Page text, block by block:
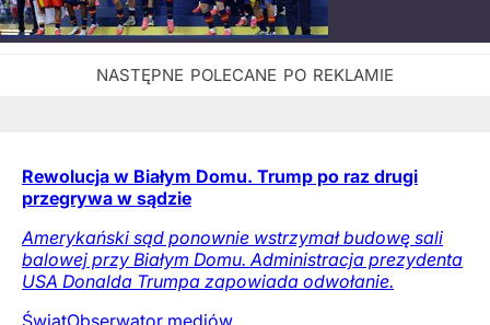
Rewolucja w Białym Domu. Trump po raz drugi
przegrywa w sądzie
Amerykański sąd ponownie wstrzymał budowę sali
balowej przy Białym Domu. Administracja prezydenta
USA Donalda Trumpa zapowiada odwołanie.
ŚwiatObserwator mediów